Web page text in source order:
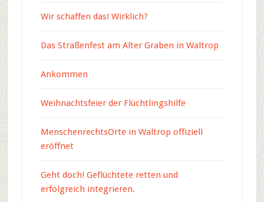
Wir schaffen das! Wirklich?
Das Straßenfest am Alter Graben in Waltrop
Ankommen
Weihnachtsfeier der Flüchtlingshilfe
MenschenrechtsOrte in Waltrop offiziell
eröffnet
Geht doch! Geflüchtete retten und
erfolgreich integrieren.